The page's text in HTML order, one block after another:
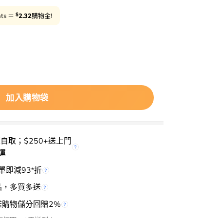
＝ $2.32購物金!
Grinding Cleansing Balm Dr.Althea 研磨式純淨深層卸妝
加入購物袋
取；$250+送上門
即減93*折
多買多送
物儲分回贈2%